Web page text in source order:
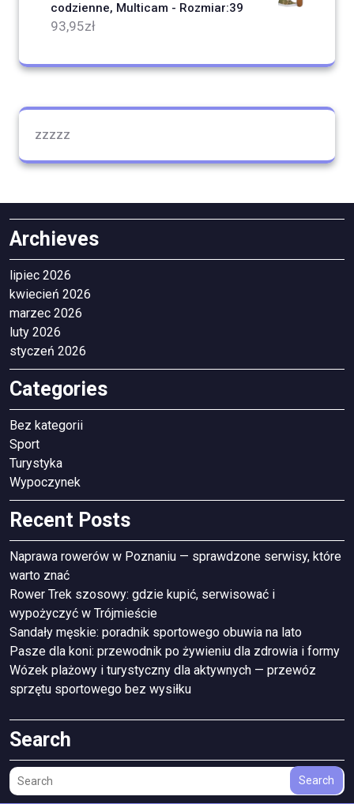
codzienne, Multicam - Rozmiar:39
93,95zł
zzzzz
Archieves
lipiec 2026
kwiecień 2026
marzec 2026
luty 2026
styczeń 2026
Categories
Bez kategorii
Sport
Turystyka
Wypoczynek
Recent Posts
Naprawa rowerów w Poznaniu — sprawdzone serwisy, które
warto znać
Rower Trek szosowy: gdzie kupić, serwisować i
wypożyczyć w Trójmieście
Sandały męskie: poradnik sportowego obuwia na lato
Pasze dla koni: przewodnik po żywieniu dla zdrowia i formy
Wózek plażowy i turystyczny dla aktywnych — przewóz
sprzętu sportowego bez wysiłku
Search
Search